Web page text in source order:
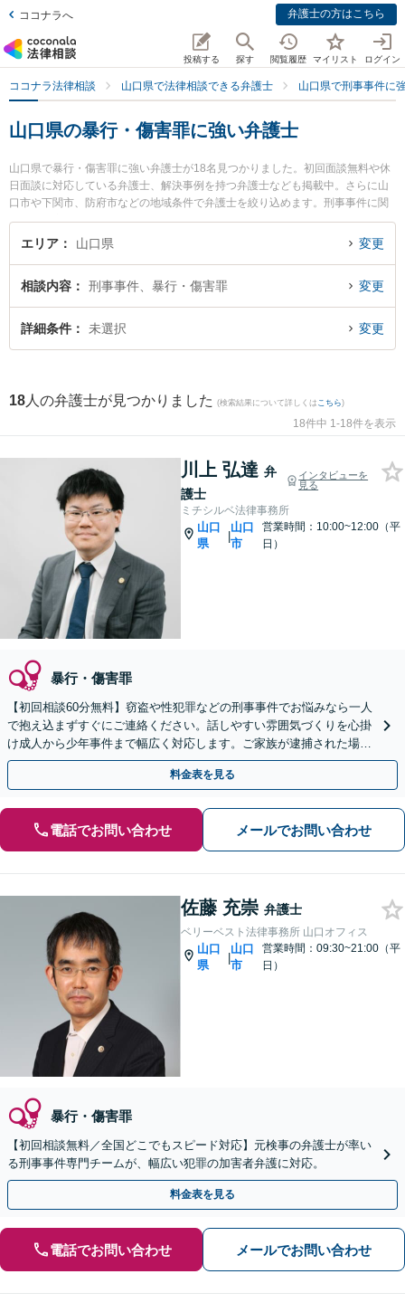
ココナラへ 弁護士の方はこちら
投稿する 探す 閲覧履歴 マイリスト ログイン
ココナラ法律相談 山口県で法律相談できる弁護士 山口県で刑事事件に
山口県の暴行・傷害罪に強い弁護士
山口県で暴行・傷害罪に強い弁護士が18名見つかりました。初回面談無料や休
日面談に対応している弁護士、解決事例を持つ弁護士なども掲載中。さらに山
口市や下関市、防府市などの地域条件で弁護士を絞り込めます。刑事事件に関
係する加害者側や少年事件、再犯・前科あり等の細かな分野での絞り込み検索
もでき便利です。特にミチシルベ法律事務所の川上 弘達弁護士やベリーベスト
口県で土日や夜間に発生した暴行・傷害罪のトラブルを今すぐに弁護士に相談
したい』『暴行・傷害罪のトラブル解決の実績豊富な近くの弁護士を検索した
い』『初回相談無料で暴行・傷害罪を法律相談できる山口県内の弁護士に相談
エリア 山口県 変更
相談内容 刑事事件、暴行・傷害罪 変更
詳細条件 未選択 変更
18 人の弁護士が見つかりました (検索結果について詳しくは こちら)
18件中 1-18件を表示
川上 弘達 弁
護士
インタビューを
見る
ミチシルベ法律事務所
山口
県
|
山口
市
営業時間：10:00~12:00（平
日）
暴行・傷害罪
【初回相談60分無料】窃盗や性犯罪などの刑事事件でお悩みなら一人
で抱え込まずすぐにご連絡ください。話しやすい雰囲気づくりを心掛
け成人から少年事件まで幅広く対応します。ご家族が逮捕された場合
も迅速にサポート。【web面談可能】
料金表を見る
電話でお問い合わせ メールでお問い合わせ
佐藤 充崇 弁護士
ベリーベスト法律事務所 山口オフィス
山口
県
|
山口
市
営業時間：09:30~21:00（平
日）
暴行・傷害罪
【初回相談無料／全国どこでもスピード対応】元検事の弁護士が率い
る刑事事件専門チームが、幅広い犯罪の加害者弁護に対応。
料金表を見る
電話でお問い合わせ メールでお問い合わせ